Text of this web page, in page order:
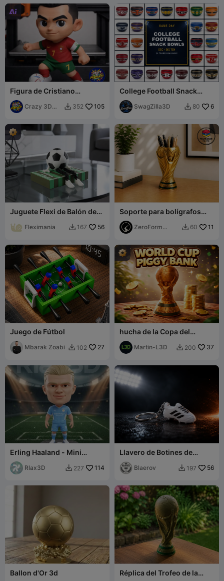

Figura de Cristiano
Ronaldo
Crazy 3D
 352 105
College Football Snack
Bowl - Alabama, Ohio State,
and more!
SwagZilla3D  80 6
Juguete Flexi de Balón de
Articulado de Fútbol
Fleximania  167 56
Soporte para bolígrafos
con forma de trofeo de
copa de fútbol
ZeroForm
 60 11
Juego de Fútbol
Mbarak Zoabi  102 27
hucha de la Copa del
Mundo
Martin-L3D  200 37
Erling Haaland - Mini
Figure - Manchester City
(Set 1)Rlax3D  227 114
Llavero de Botines de
Fútbol / Llavero de Zapato
de Fútbol / Dije Deportivo
Blaerov  197 56
Ballon d'Or 3d
Réplica del Trofeo de la